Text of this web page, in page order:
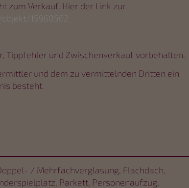
zum Verkauf. Hier der Link zur
15960562
Tippfehler und Zwischenverkauf vorbehalten.
und dem zu vermittelnden Dritten ein
besteht.
/ Mehrfachverglasung Flachdach
Parkett Personenaufzug